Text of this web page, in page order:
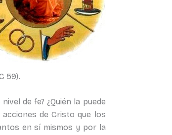
59).
de fe? ¿Quién la puede
de Cristo que los
en sí mismos y por la